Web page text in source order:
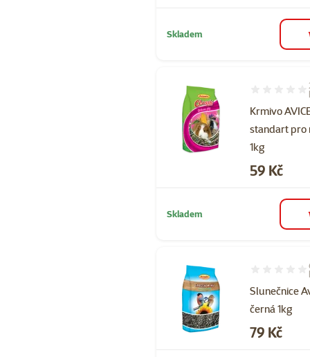
Skladem
Krmivo
standart pro
1kg
Hodnocení
Cena
59 Kč
Skladem
Slunečnice
černá 1kg
Hodnocení
Cena
79 Kč